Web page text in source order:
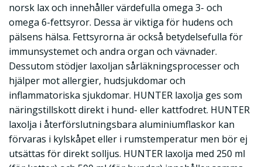
norsk lax och innehåller värdefulla omega 3- och
omega 6-fettsyror. Dessa är viktiga för hudens och
pälsens hälsa. Fettsyrorna är också betydelsefulla för
immunsystemet och andra organ och vävnader.
Dessutom stödjer laxoljan sårläkningsprocesser och
hjälper mot allergier, hudsjukdomar och
inflammatoriska sjukdomar. HUNTER laxolja ges som
näringstillskott direkt i hund- eller kattfodret. HUNTER
laxolja i återförslutningsbara aluminiumflaskor kan
förvaras i kylskåpet eller i rumstemperatur men bör ej
utsättas för direkt solljus. HUNTER laxolja med 250 ml